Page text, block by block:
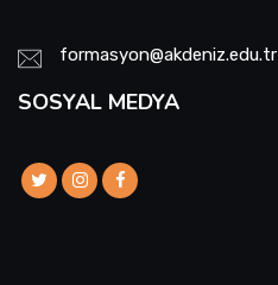
formasyon@akdeniz.edu.tr
SOSYAL MEDYA